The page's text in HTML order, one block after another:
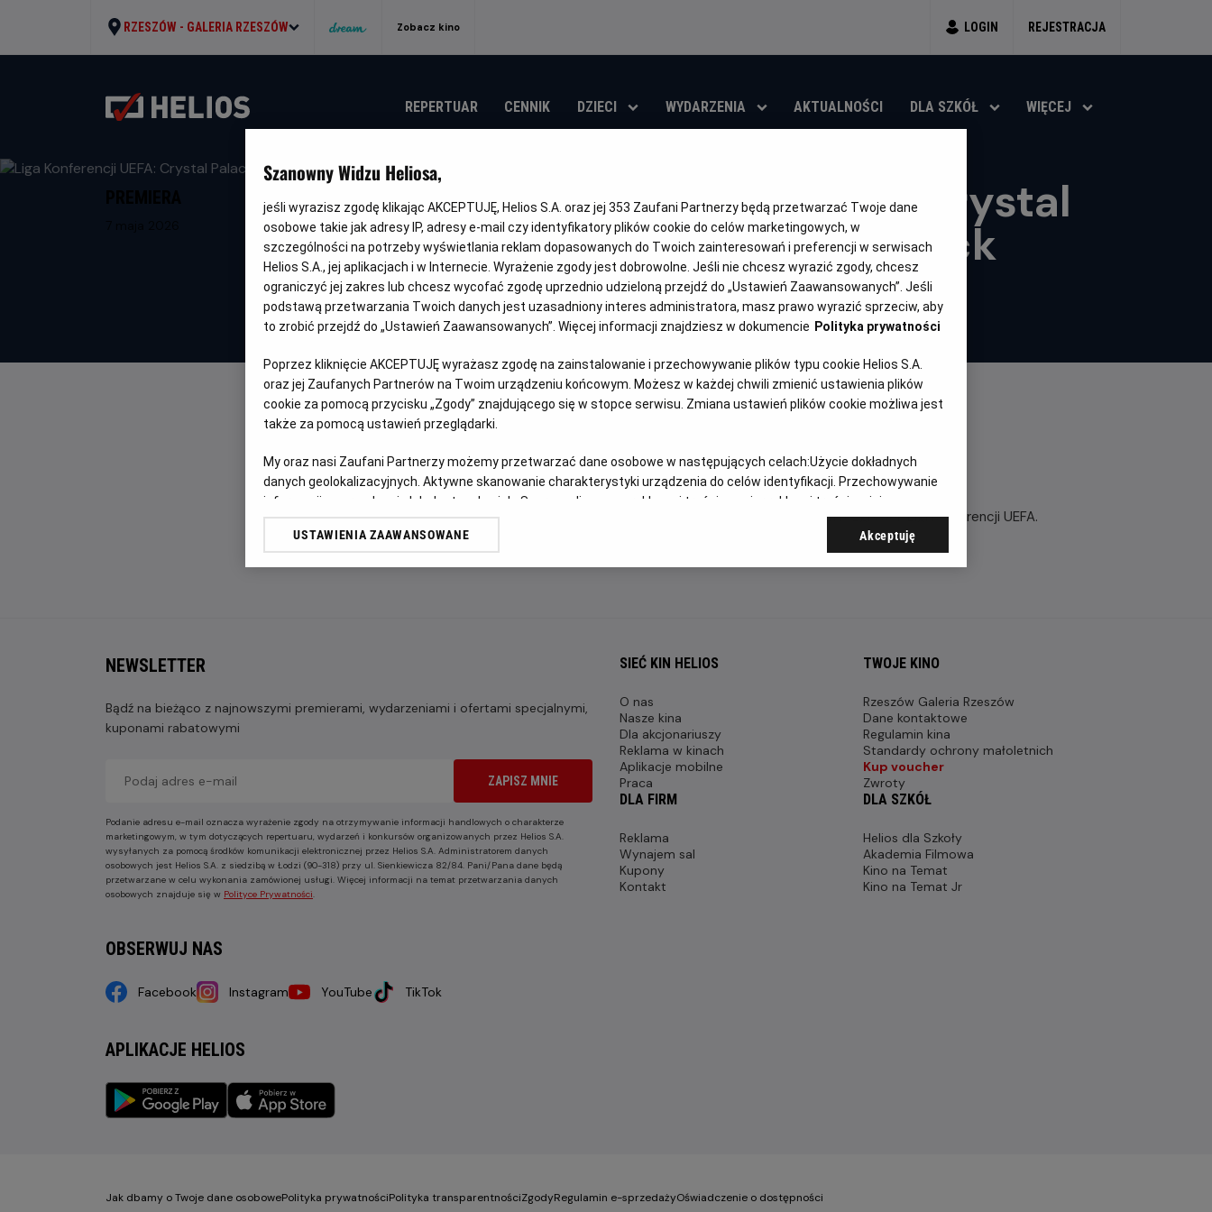
RZESZÓW - GALERIA RZESZÓW Zobacz kino LOGIN REJESTRACJA
REPERTUAR CENNIK DZIECI WYDARZENIA AKTUALNOŚCI DLA SZKÓŁ WIĘCEJ
Liga Konferencji UEFA: Crystal
Palace - Szachtar Donieck
Gatunek
SportowyCzas
trwania
150 min
Kraj
i
rok
produkcji
Polska
OBSERWUJ
FILM POLSKI
OPIS FILMU
Transmisja meczu Crystal Palace - Szachtar Donieck w ramach rozgrywek Ligi Konferencji UEFA.
NEWSLETTER
Bądź na bieżąco z najnowszymi premierami, wydarzeniami i ofertami specjalnymi,
kuponami rabatowymi
ZAPISZ MNIE
Podanie adresu e-mail oznacza wyrażenie zgody na otrzymywanie informacji handlowych o charakterze
marketingowym, w tym dotyczących repertuaru, wydarzeń i konkursów organizowanych przez Helios S.A.
wysyłanych za pomocą środków komunikacji elektronicznej przez Helios S.A. Administratorem danych
osobowych jest Helios S.A. z siedzibą w Łodzi (90-318) przy ul. Sienkiewicza 82/84. Pani/Pana dane będą
przetwarzane w celu wykonania zamówionej usługi. Więcej informacji na temat przetwarzania danych
osobowych znajduje się w Polityce Prywatności.
OBSERWUJ NAS
Facebook Instagram YouTube TikTok
APLIKACJE HELIOS
SIEĆ KIN HELIOS
O nas
Nasze kina
Dla akcjonariuszy
Reklama w kinach
Aplikacje mobilne
Praca
TWOJE KINO
Rzeszów Galeria Rzeszów
Dane kontaktowe
Regulamin kina
Standardy ochrony małoletnich
Kup voucher
Zwroty
DLA FIRM
Reklama
Wynajem sal
Kupony
Kontakt
DLA SZKÓŁ
Helios dla Szkoły
Akademia Filmowa
Kino na Temat
Kino na Temat Jr
Jak dbamy o Twoje dane osobowePolityka prywatnościPolityka transparentnościZgodyRegulamin e-sprzedażyOświadczenie o dostępności
Szanowny Widzu Heliosa,
jeśli wyrazisz zgodę klikając AKCEPTUJĘ, Helios S.A. oraz jej 353 Zaufani Partnerzy będą przetwarzać Twoje dane
osobowe takie jak adresy IP, adresy e-mail czy identyfikatory plików cookie do celów marketingowych, w
szczególności na potrzeby wyświetlania reklam dopasowanych do Twoich zainteresowań i preferencji w serwisach
Helios S.A., jej aplikacjach i w Internecie. Wyrażenie zgody jest dobrowolne. Jeśli nie chcesz wyrazić zgody, chcesz
ograniczyć jej zakres lub chcesz wycofać zgodę uprzednio udzieloną przejdź do „Ustawień Zaawansowanych”. Jeśli
podstawą przetwarzania Twoich danych jest uzasadniony interes administratora, masz prawo wyrazić sprzeciw, aby
to zrobić przejdź do „Ustawień Zaawansowanych”. Więcej informacji znajdziesz w dokumencie Polityka prywatności
Poprzez kliknięcie AKCEPTUJĘ wyrażasz zgodę na zainstalowanie i przechowywanie plików typu cookie Helios S.A.
oraz jej Zaufanych Partnerów na Twoim urządzeniu końcowym. Możesz w każdej chwili zmienić ustawienia plików
cookie za pomocą przycisku „Zgody” znajdującego się w stopce serwisu. Zmiana ustawień plików cookie możliwa jest
także za pomocą ustawień przeglądarki.
My oraz nasi Zaufani Partnerzy możemy przetwarzać dane osobowe w następujących celach:Użycie dokładnych
danych geolokalizacyjnych. Aktywne skanowanie charakterystyki urządzenia do celów identyfikacji. Przechowywanie
informacji na urządzeniu lub dostęp do nich. Spersonalizowane reklamy i treści, pomiar reklam i treści, opinie
odbiorców i ulepszanie usług.
Lista Zaufanych Partnerów
USTAWIENIA ZAAWANSOWANE Akceptuję